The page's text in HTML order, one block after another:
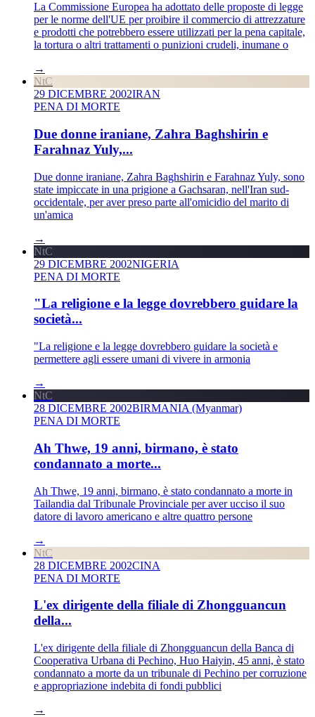
La Commissione Europea ha adottato delle proposte di legge
per le norme dell'UE per proibire il commercio di attrezzature
e prodotti che potrebbero essere utilizzati per la pena capitale,
la tortura o altri trattamenti o punizioni crudeli, inumane o
→
NtC
29 DICEMBRE 2002IRAN
PENA DI MORTE
Due donne iraniane, Zahra Baghshirin e
Farahnaz Yuly,...
Due donne iraniane, Zahra Baghshirin e Farahnaz Yuly, sono
state impiccate in una prigione a Gachsaran, nell'Iran sud-
occidentale, per aver preso parte all'omicidio del marito di
un'amica
→
NtC
29 DICEMBRE 2002NIGERIA
PENA DI MORTE
"La religione e la legge dovrebbero guidare la
società...
"La religione e la legge dovrebbero guidare la società e
permettere agli essere umani di vivere in armonia
→
NtC
28 DICEMBRE 2002BIRMANIA (Myanmar)
PENA DI MORTE
Ah Thwe, 19 anni, birmano, è stato
condannato a morte...
Ah Thwe, 19 anni, birmano, è stato condannato a morte in
Tailandia dal Tribunale Provinciale per aver ucciso il suo
datore di lavoro americano e altre quattro persone
→
NtC
28 DICEMBRE 2002CINA
PENA DI MORTE
L'ex dirigente della filiale di Zhongguancun
della...
L'ex dirigente della filiale di Zhongguancun della Banca di
Cooperativa Urbana di Pechino, Huo Haiyin, 45 anni, è stato
condannato a morte da un tribunale di Pechino per corruzione
e appropriazione indebita di fondi pubblici
→